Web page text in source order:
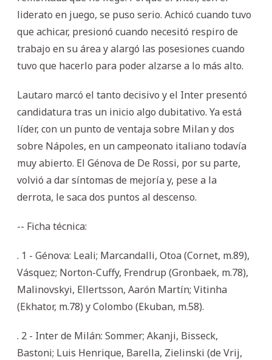
liderato en juego, se puso serio. Achicó cuando tuvo
que achicar, presionó cuando necesitó respiro de
trabajo en su área y alargó las posesiones cuando
tuvo que hacerlo para poder alzarse a lo más alto.
Lautaro marcó el tanto decisivo y el Inter presentó
candidatura tras un inicio algo dubitativo. Ya está
líder, con un punto de ventaja sobre Milan y dos
sobre Nápoles, en un campeonato italiano todavía
muy abierto. El Génova de De Rossi, por su parte,
volvió a dar síntomas de mejoría y, pese a la
derrota, le saca dos puntos al descenso.
-- Ficha técnica:
. 1 - Génova: Leali; Marcandalli, Otoa (Cornet, m.89),
Vásquez; Norton-Cuffy, Frendrup (Gronbaek, m.78),
Malinovskyi, Ellertsson, Aarón Martín; Vitinha
(Ekhator, m.78) y Colombo (Ekuban, m.58).
. 2 - Inter de Milán: Sommer; Akanji, Bisseck,
Bastoni; Luis Henrique, Barella, Zielinski (de Vrij,